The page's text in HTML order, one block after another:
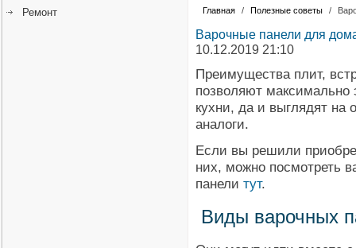
Главная / Полезные советы /
Варочные панели для
10.12.2019 21:10
Преимущества плит,
позволяют максимально
кухни, да и выглядят
аналоги.
Если вы решили
них, можно посмотреть
панели тут.
Виды варочных
Ремонт